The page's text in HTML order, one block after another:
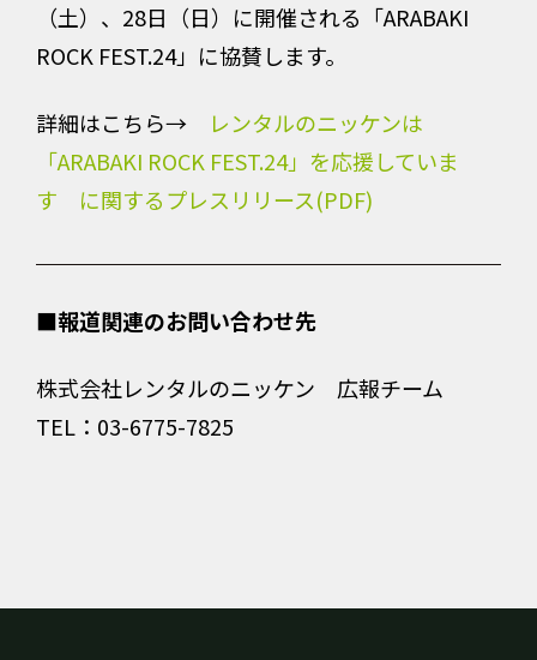
（土）、28日（日）に開催される「ARABAKI
ROCK FEST.24」に協賛します。
詳細はこちら→
レンタルのニッケンは
「ARABAKI ROCK FEST.24」を応援していま
す に関するプレスリリース(PDF)
■報道関連のお問い合わせ先
株式会社レンタルのニッケン 広報チーム
TEL：03-6775-7825